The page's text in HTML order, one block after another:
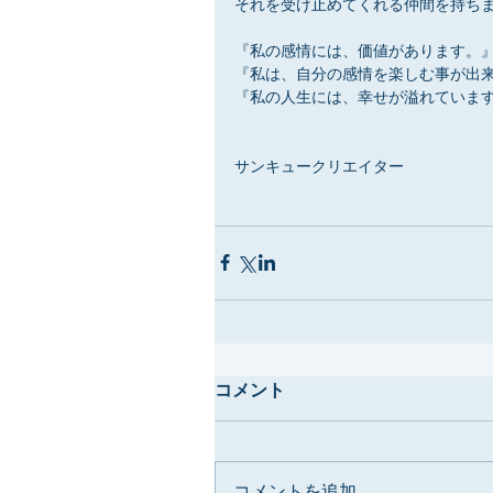
それを受け止めてくれる仲間を持ち
『私の感情には、価値があります。』
『私は、自分の感情を楽しむ事が出
『私の人生には、幸せが溢れています
サンキュークリエイター
コメント